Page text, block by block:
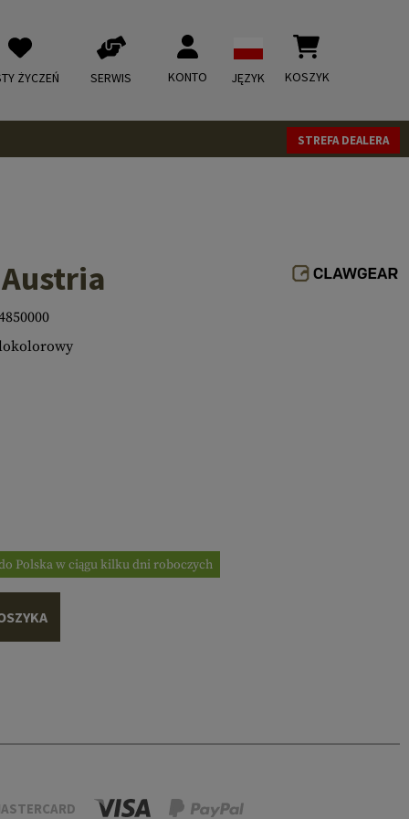
ŻYCZEŃ SERWIS KONTO JĘZYK KOSZYK
STREFA DEALERA
Polska w ciągu kilku dni roboczych